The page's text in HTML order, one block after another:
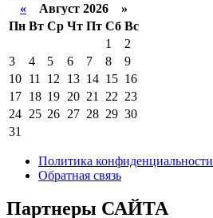
« Август 2026 »
Пн Вт Ср Чт Пт Сб Вс
1
2
3
4 5 6 7 8
9
10 11 12 13 14 15 16
17 18 19 20 21 22 23
24 25 26 27 28 29 30
31
Политика конфиденциальности
Обратная связь
Партнеры САЙТА